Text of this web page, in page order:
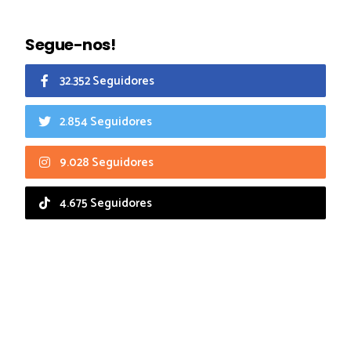
Segue-nos!
32.352 Seguidores
2.854 Seguidores
9.028 Seguidores
4.675 Seguidores